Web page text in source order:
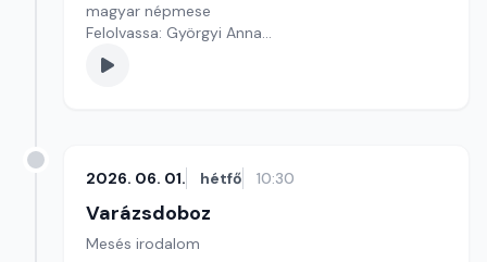
magyar népmese
Felolvassa: Györgyi Anna
Szerkesztő: Varga Andrea
2026. 06. 01. hétfő 10:30
Varázsdoboz
Mesés irodalom